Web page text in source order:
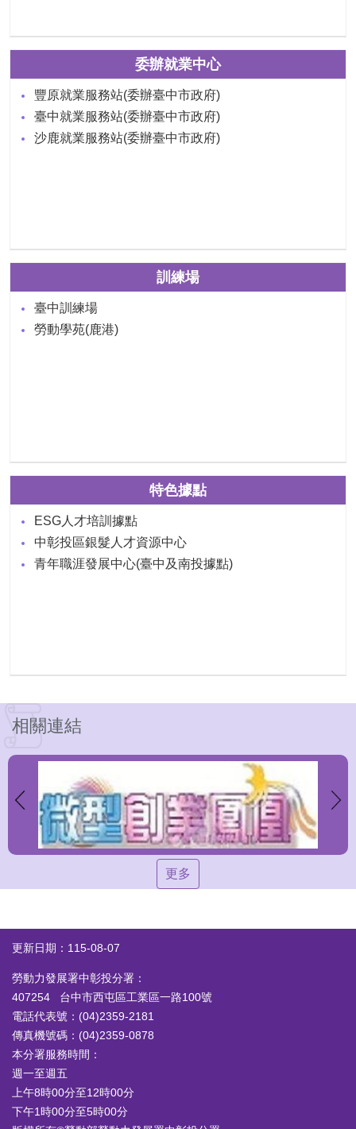
委辦就業中心
豐原就業服務站(委辦臺中市政府)
臺中就業服務站(委辦臺中市政府)
沙鹿就業服務站(委辦臺中市政府)
訓練場
臺中訓練場
勞動學苑(鹿港)
特色據點
ESG人才培訓據點
中彰投區銀髮人才資源中心
青年職涯發展中心(臺中及南投據點)
相關連結
更多
更新日期：115-08-07
勞動力發展署中彰投分署：
407254 台中市西屯區工業區一路100號
電話代表號：(04)2359-2181
傳真機號碼：(04)2359-0878
本分署服務時間：
週一至週五
上午8時00分至12時00分
下午1時00分至5時00分